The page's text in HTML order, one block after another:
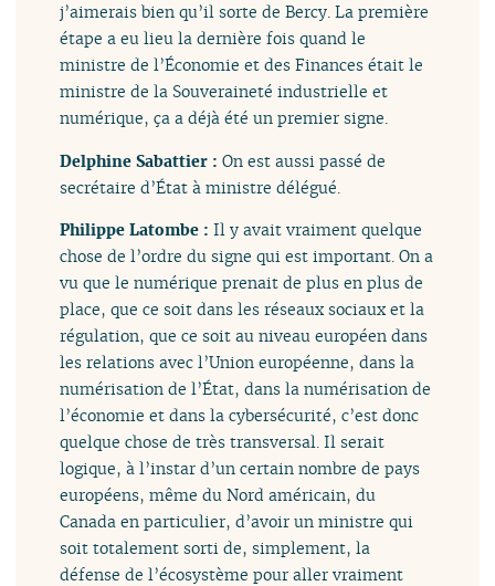
j’aimerais bien qu’il sorte de Bercy. La première
étape a eu lieu la dernière fois quand le
ministre de l’Économie et des Finances était le
ministre de la Souveraineté industrielle et
numérique, ça a déjà été un premier signe.
Delphine Sabattier :On est aussi passé de
secrétaire d’État à ministre délégué.
Philippe Latombe :Il y avait vraiment quelque
chose de l’ordre du signe qui est important. On a
vu que le numérique prenait de plus en plus de
place, que ce soit dans les réseaux sociaux et la
régulation, que ce soit au niveau européen dans
les relations avec l’Union européenne, dans la
numérisation de l’État, dans la numérisation de
l’économie et dans la cybersécurité, c’est donc
quelque chose de très transversal. Il serait
logique, à l’instar d’un certain nombre de pays
européens, même du Nord américain, du
Canada en particulier, d’avoir un ministre qui
soit totalement sorti de, simplement, la
défense de l’écosystème pour aller vraiment